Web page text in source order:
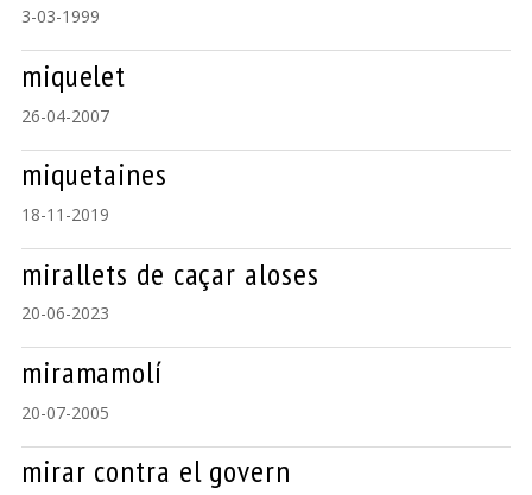
3-03-1999
miquelet
26-04-2007
miquetaines
18-11-2019
mirallets de caçar aloses
20-06-2023
miramamolí
20-07-2005
mirar contra el govern